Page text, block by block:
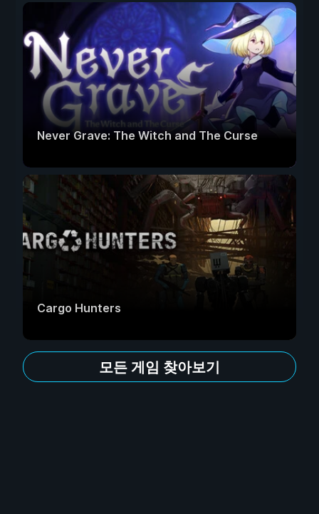
Never Grave: The Witch and The Curse
Cargo Hunters
모든 게임 찾아보기